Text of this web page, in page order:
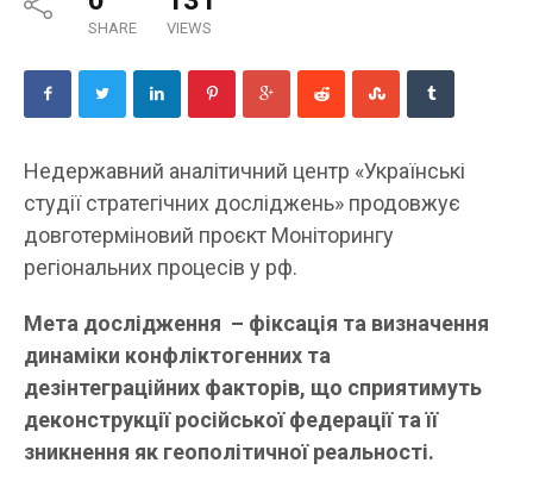
SHARE VIEWS
Недержавний аналітичний центр «Українські
студії стратегічних досліджень» продовжує
довготерміновий проєкт Моніторингу
регіональних процесів у рф.
Мета дослідження – фіксація та визначення
динаміки конфліктогенних та
дезінтеграційних факторів, що сприятимуть
деконструкції російської федерації та її
зникнення як геополітичної реальності.